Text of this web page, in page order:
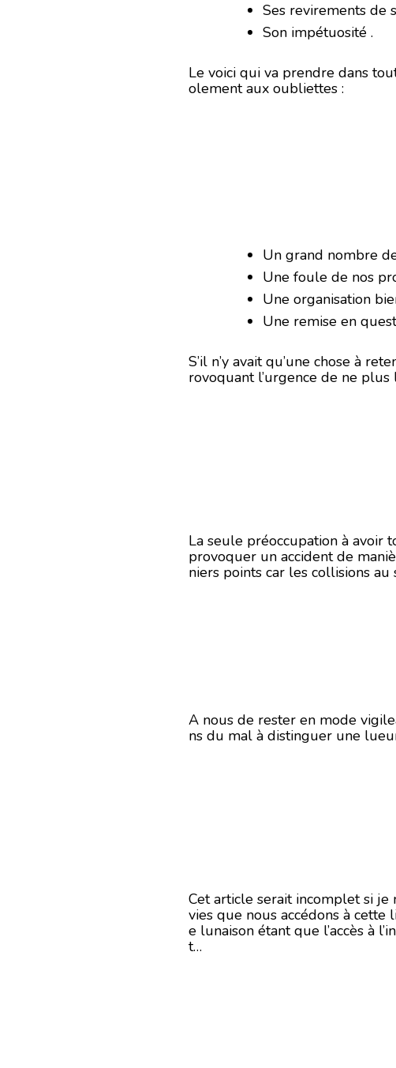
Ses revirements de
Son impétuosité .
Le voici qui va prendre dans
olement aux oubliettes :
Un grand nombre
Une foule de nos
Une organisation
Une remise en
S’il n’y avait qu’une chose à
rovoquant l’urgence de ne
La seule préoccupation à avoir
provoquer un accident de
niers points car les collisions
A nous de rester en mode
ns du mal à distinguer une
Cet article serait incomplet si je
vies que nous accédons à
e lunaison étant que l’accès à
t…